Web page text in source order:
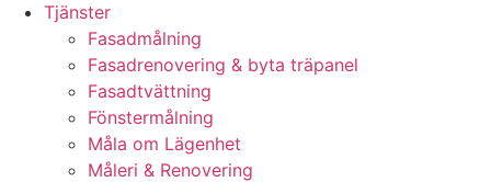
Tjänster
Fasadmålning
Fasadrenovering & byta träpanel
Fasadtvättning
Fönstermålning
Måla om Lägenhet
Måleri & Renovering